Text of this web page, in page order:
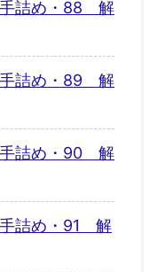
詰め・88 解
詰め・89 解
詰め・90 解
詰め・91 解